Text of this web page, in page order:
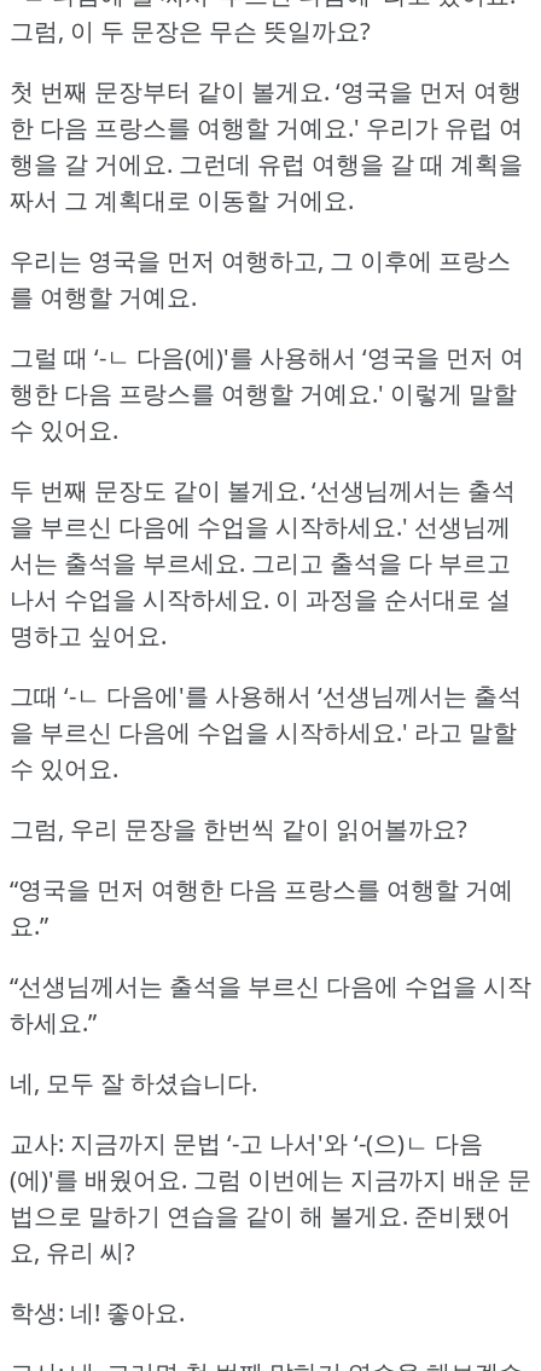
그럼, 이 두 문장은 무슨 뜻일까요?
첫 번째 문장부터 같이 볼게요. ‘영국을 먼저 여행
한 다음 프랑스를 여행할 거예요.' 우리가 유럽 여
행을 갈 거에요. 그런데 유럽 여행을 갈 때 계획을
짜서 그 계획대로 이동할 거에요.
우리는 영국을 먼저 여행하고, 그 이후에 프랑스
를 여행할 거예요.
그럴 때 ‘-ㄴ 다음(에)'를 사용해서 ‘영국을 먼저 여
행한 다음 프랑스를 여행할 거예요.' 이렇게 말할
수 있어요.
두 번째 문장도 같이 볼게요. ‘선생님께서는 출석
을 부르신 다음에 수업을 시작하세요.' 선생님께
서는 출석을 부르세요. 그리고 출석을 다 부르고
나서 수업을 시작하세요. 이 과정을 순서대로 설
명하고 싶어요.
그때 ‘-ㄴ 다음에'를 사용해서 ‘선생님께서는 출석
을 부르신 다음에 수업을 시작하세요.' 라고 말할
수 있어요.
그럼, 우리 문장을 한번씩 같이 읽어볼까요?
“영국을 먼저 여행한 다음 프랑스를 여행할 거예
요.”
“선생님께서는 출석을 부르신 다음에 수업을 시작
하세요.”
네, 모두 잘 하셨습니다.
교사: 지금까지 문법 ‘-고 나서'와 ‘-(으)ㄴ 다음
(에)'를 배웠어요. 그럼 이번에는 지금까지 배운 문
법으로 말하기 연습을 같이 해 볼게요. 준비됐어
요, 유리 씨?
학생: 네! 좋아요.